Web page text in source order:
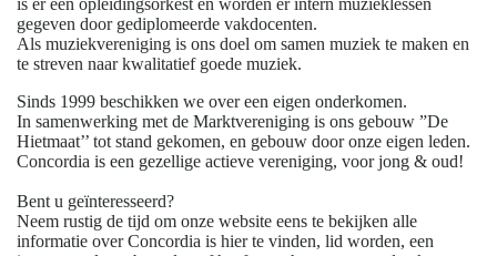
is er een opleidingsorkest en worden er intern muzieklessen
gegeven door gediplomeerde vakdocenten.
Als muziekvereniging is ons doel om samen muziek te maken en
te streven naar kwalitatief goede muziek.
Sinds 1999 beschikken we over een eigen onderkomen.
In samenwerking met de Marktvereniging is ons gebouw ”De
Hietmaat’’ tot stand gekomen, en gebouw door onze eigen leden.
Concordia is een gezellige actieve vereniging, voor jong & oud!
Bent u geïnteresseerd?
Neem rustig de tijd om onze website eens te bekijken alle
informatie over Concordia is hier te vinden, lid worden, een